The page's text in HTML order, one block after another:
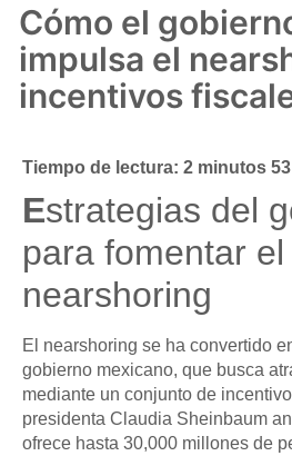
Cómo el
impulsa el
incentivos
Tiempo de lectura: 2 minutos
Estrategias del
para fomentar el
nearshoring
El nearshoring se ha convertido
gobierno mexicano, que busca
mediante un conjunto de
presidenta Claudia Sheinbaum
ofrece hasta 30,000 millones de